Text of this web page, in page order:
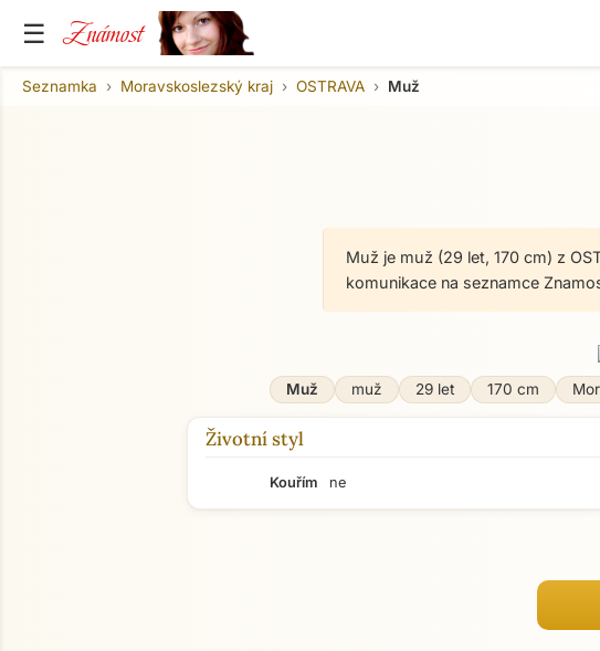
☰ Známost
Seznamka Moravskoslezský kraj OSTRAVA Muž
Muž je muž (29 let, 170 cm) z
komunikace na seznamce
Muž muž 29 let 170 cm
Životní styl
Kouřím ne